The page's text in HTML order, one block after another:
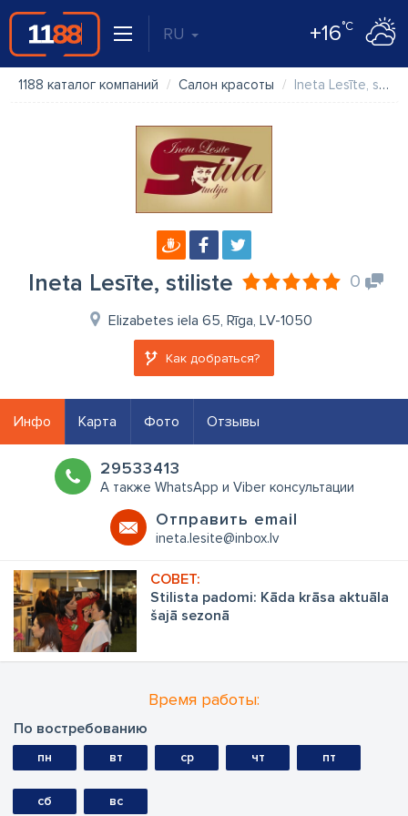
RU +16°C
1188 каталог компаний Салон красоты Ineta Lesīte, stiliste
Ineta Lesīte, stiliste 0
Elizabetes iela 65, Rīga, LV-1050
Как добраться?
Инфо Карта Фото Отзывы
29533413
A также WhatsApp и Viber консультации
Oтправить email
ineta.lesite@inbox.lv
Stilista padomi: Kāda krāsa aktuāla
šajā sezonā
Время работы:
По востребованию
пн вт ср чт пт
сб вс